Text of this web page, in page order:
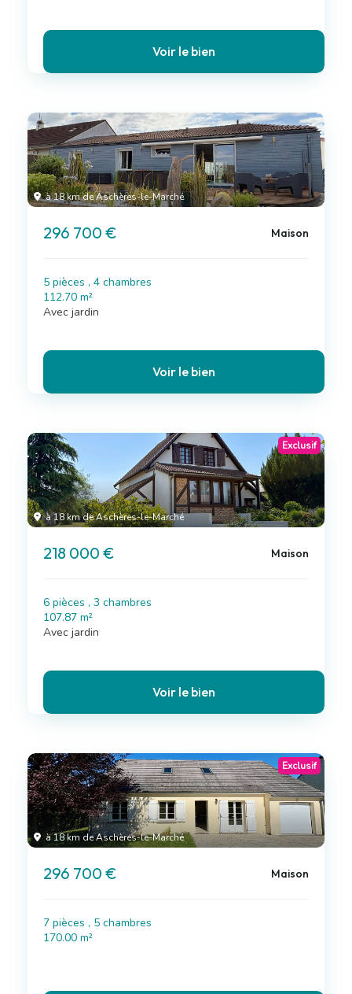
Voir le bien
à 18 km de Aschères-le-Marché
296 700 € Maison
5 pièces , 4 chambres
112.70 m²
Avec jardin
Voir le bien
à 18 km de Aschères-le-Marché
Exclusif
218 000 € Maison
6 pièces , 3 chambres
107.87 m²
Avec jardin
Voir le bien
à 18 km de Aschères-le-Marché
Exclusif
296 700 € Maison
7 pièces , 5 chambres
170.00 m²